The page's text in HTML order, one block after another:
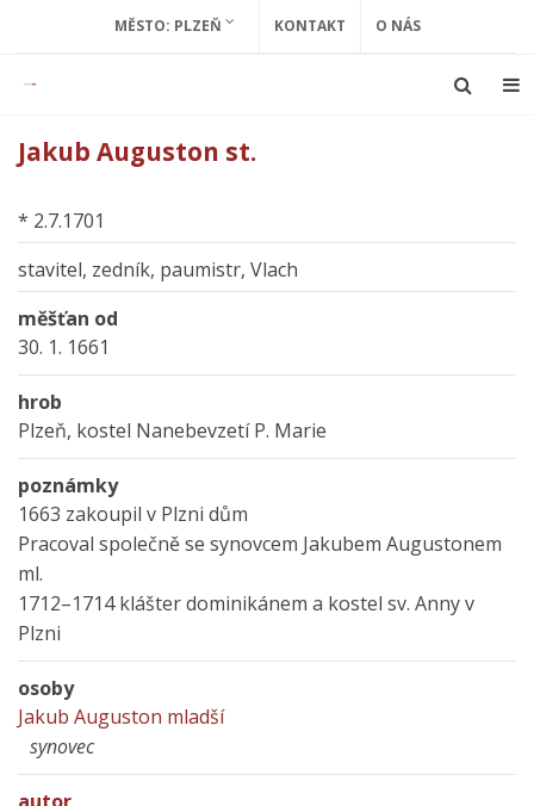
MĚSTO: PLZEŇ KONTAKT O NÁS
Jakub Auguston st.
* 2.7.1701
stavitel, zedník, paumistr, Vlach
měšťan od
30. 1. 1661
hrob
Plzeň, kostel Nanebevzetí P. Marie
poznámky
1663 zakoupil v Plzni dům
Pracoval společně se synovcem Jakubem Augustonem
ml.
1712–1714 klášter dominikánem a kostel sv. Anny v
Plzni
osoby
Jakub Auguston mladší
synovec